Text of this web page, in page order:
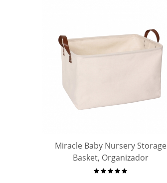
Miracle Baby Nursery Storage
Basket, Organizador
impermeable de lona con asas